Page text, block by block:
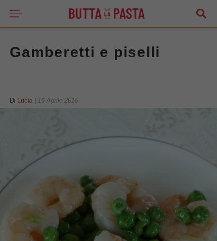
Gamberetti e piselli
Di Lucia 16 Aprile 2016